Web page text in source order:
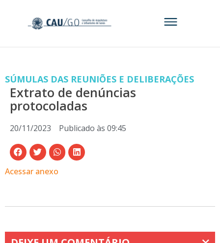
SÚMULAS DAS REUNIÕES E DELIBERAÇÕES
Extrato de denúncias
protocoladas
20/11/2023 Publicado às 09:45
Acessar anexo